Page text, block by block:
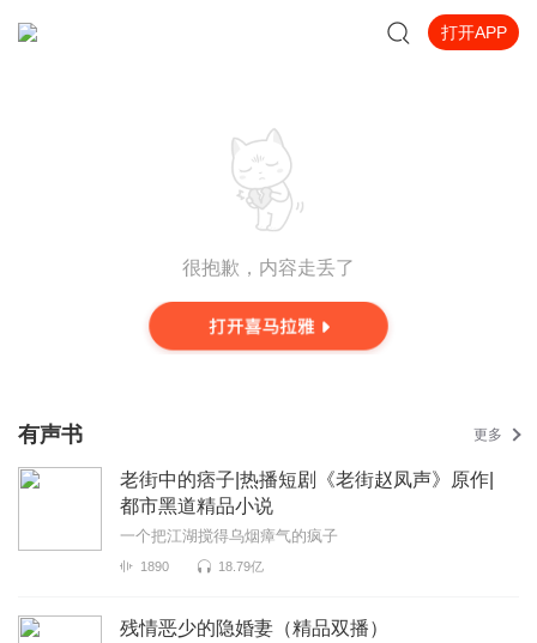
打开APP
很抱歉，内容走丢了
有声书 更多
老街中的痞子|热播短剧《老街赵凤声》原作|
都市黑道精品小说
一个把江湖搅得乌烟瘴气的疯子
1890 18.79亿
残情恶少的隐婚妻（精品双播）